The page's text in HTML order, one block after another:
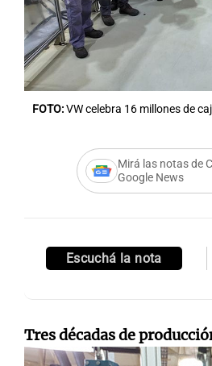
FOTO:VW celebra 16 millones de
Mirá las notas de
Google News
Escuchá la nota
Tres décadas de